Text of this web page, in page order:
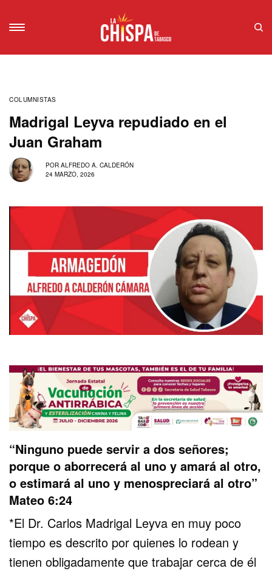
COLUMNISTAS
Madrigal Leyva repudiado en el
Juan Graham
POR ALFREDO A. CALDERÓN
24 MARZO, 2026
“Ninguno puede servir a dos señores;
porque o aborrecerá al uno y amará al otro,
o estimará al uno y menospreciará al otro”
Mateo 6:24
*El Dr. Carlos Madrigal Leyva en muy poco
tiempo es descrito por quienes lo rodean y
tienen obligadamente que trabajar cerca de él